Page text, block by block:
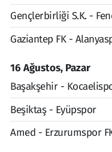
Gençlerbirliği S.K. -
Gaziantep FK -
16 Ağustos, Pazar
Başakşehir -
Beşiktaş - Eyüpspor
Amed - Erzurumspor